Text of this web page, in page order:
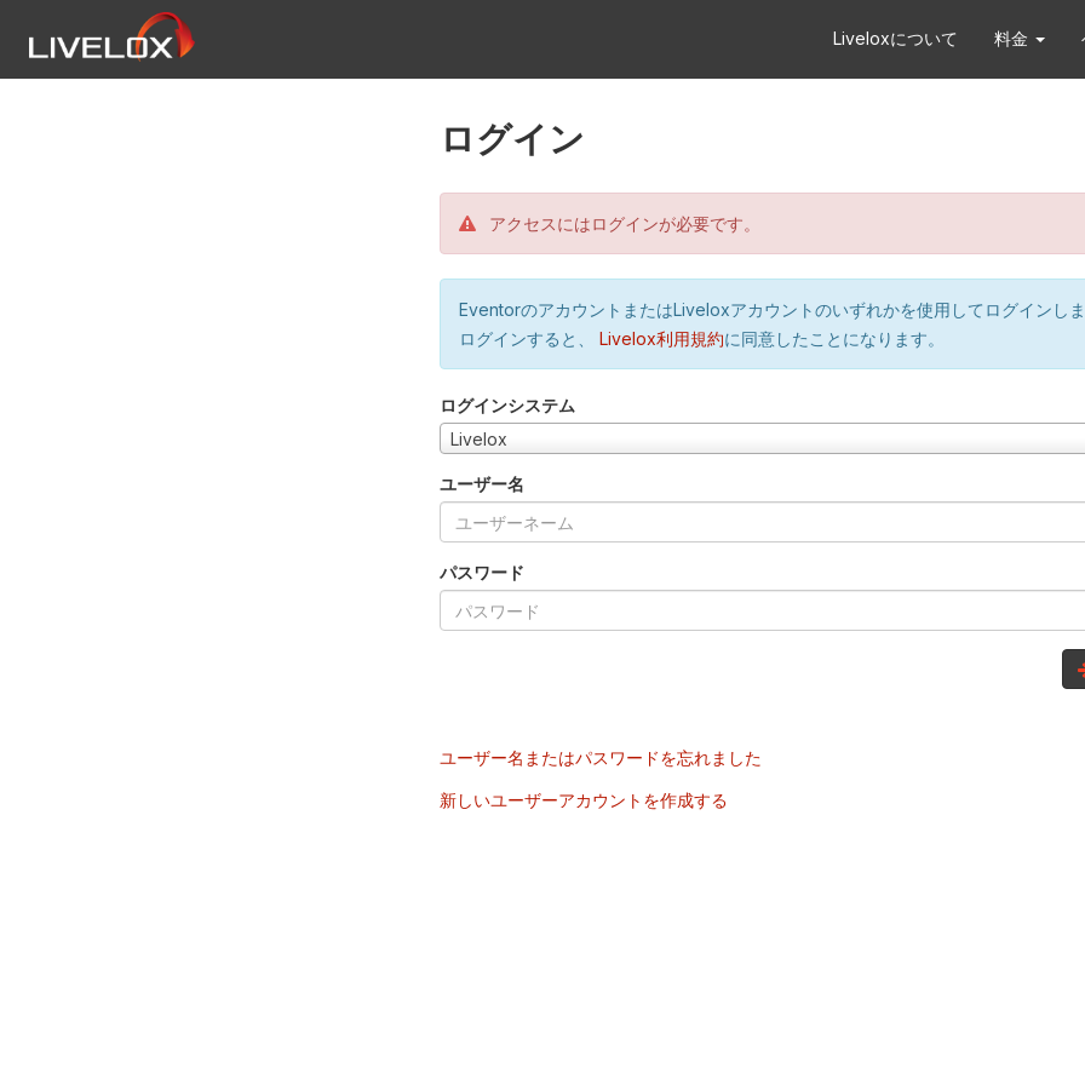
Liveloxについて 料金
ログイン
アクセスにはログインが必要です。
EventorのアカウントまたはLiveloxアカウントのいずれかを使用してログインし
ログインすると、
Livelox利用規約に同意したことになります。
ログインシステム
Livelox
ユーザー名
パスワード
ユーザー名またはパスワードを忘れました
新しいユーザーアカウントを作成する